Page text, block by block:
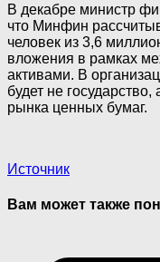
В декабре министр
что Минфин
человек из 3,6
вложения в рамках
активами. В
будет не
рынка ценных бумаг.
Источник
Вам может также